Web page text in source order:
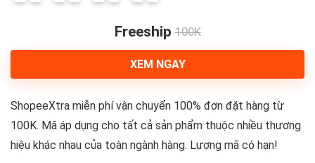
Freeship 100K
XEM NGAY
ShopeeXtra miễn phí vận chuyển 100% đơn đặt hàng từ
100K. Mã áp dụng cho tất cả sản phẩm thuộc nhiều thương
hiệu khác nhau của toàn ngành hàng. Lượng mã có hạn!